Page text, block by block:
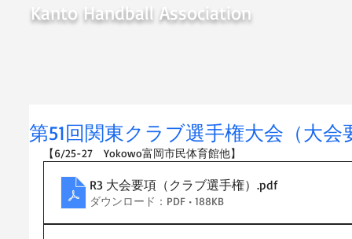
Kanto Handball Association
第51回関東クラブ選手権大会（大会
【6/25-27　Yokowo富岡市民体育館他】
R3 大会要項（クラブ選手権） .pdf
ダウンロード：PDF • 188KB